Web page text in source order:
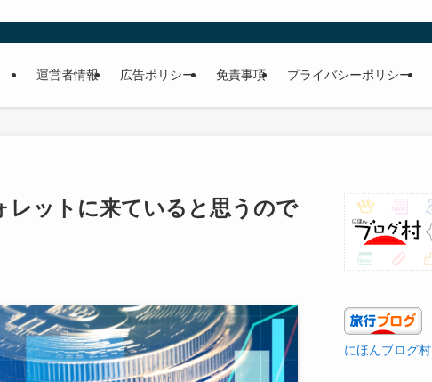
運営者情報 広告ポリシー 免責事項 プライバシーポリシー
レットに来ていると思うので
にほんブログ村